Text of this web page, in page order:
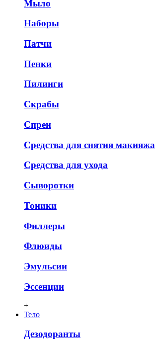
Мыло
Наборы
Патчи
Пенки
Пилинги
Скрабы
Спреи
Средства для снятия макияжа
Средства для ухода
Сыворотки
Тоники
Филлеры
Флюиды
Эмульсии
Эссенции
+
Тело
Дезодоранты